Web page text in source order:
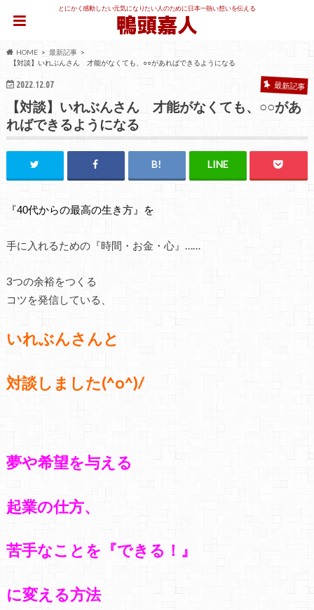
とにかく感動したい元気になりたい人のために日本一熱い想いを伝える
HOME
最新記事
【対談】いれぶんさん 才能がなくても、○○があればできるようになる
2022.12.07 最新記事
【対談】いれぶんさん 才能がなくても、○○があ
ればできるようになる
『40代からの最高の生き方』を
手に入れるための『時間・お金・心』……
3つの余裕をつくる
コツを発信している、
いれぶんさんと
対談しました(^o^)/
夢や希望を与える
起業の仕方、
苦手なことを『できる！』
に変える方法